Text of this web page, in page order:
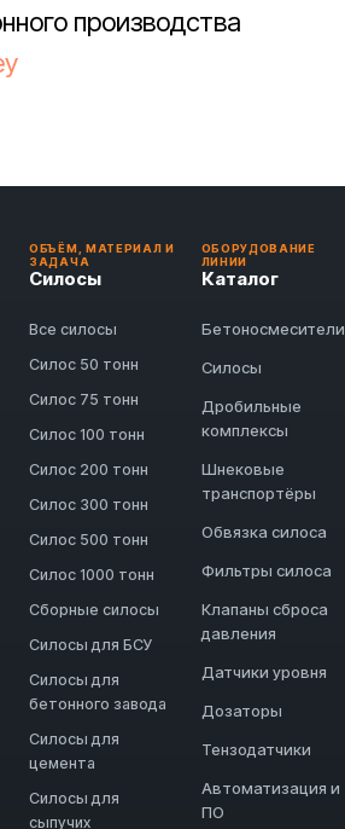
производства
ОБЪЁМ, МАТЕРИАЛ И
ЗАДАЧА
Силосы
Все силосы
Силос 50 тонн
Силос 75 тонн
Силос 100 тонн
Силос 200 тонн
Силос 300 тонн
Силос 500 тонн
Силос 1000 тонн
Сборные силосы
Силосы для БСУ
Силосы для
бетонного завода
Силосы для
цемента
Силосы для
сыпучих
ОБОРУДОВАНИЕ
ЛИНИИ
Каталог
Бетоносмесители
Силосы
Дробильные
комплексы
Шнековые
транспортёры
Обвязка силоса
Фильтры силоса
Клапаны сброса
давления
Датчики уровня
Дозаторы
Тензодатчики
Автоматизация и
ПО